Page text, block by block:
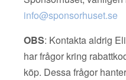
info@sponsorhuset.se
OBS: Kontakta aldrig
har frågor kring
köp. Dessa frågor